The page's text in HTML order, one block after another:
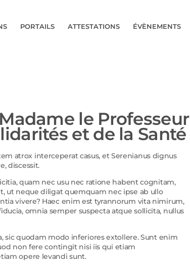
PORTAILS ATTESTATIONS ÉVÈNEMENTS
le Professeur
et de la Santé
atrox interceperat casus, et Serenianus dignus
discessit.
quam nec usu nec ratione habent cognitam,
ut neque diligat quemquam nec ipse ab ullo
vivere? Haec enim est tyrannorum vita nimirum,
omnia semper suspecta atque sollicita, nullus
quodam modo inferiores extollere. Sunt enim
non fere contingit nisi iis qui etiam
opere levandi sunt.